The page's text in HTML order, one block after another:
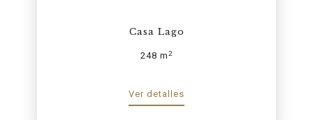
Casa Lago
248 m2
Ver detalles